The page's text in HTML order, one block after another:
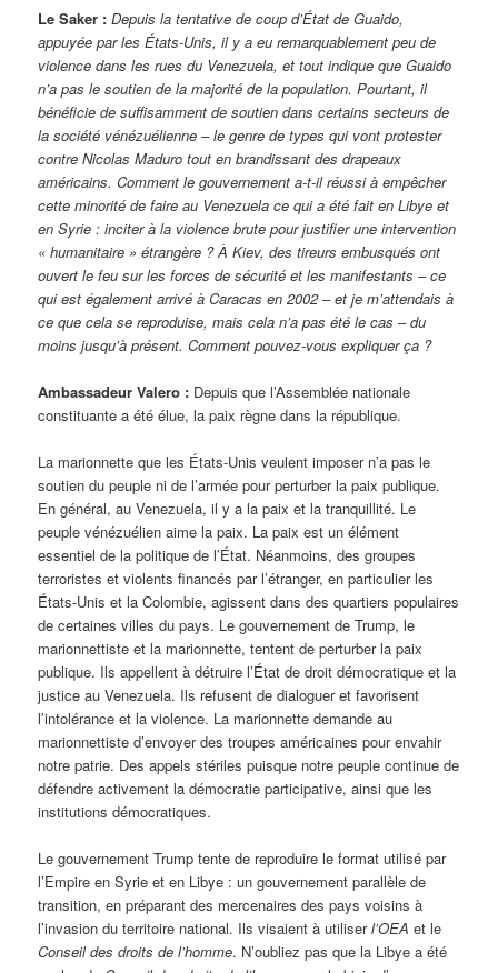
Le Saker : Depuis la tentative de coup d’État de Guaido,
appuyée par les États-Unis, il y a eu remarquablement peu de
violence dans les rues du Venezuela, et tout indique que Guaido
n’a pas le soutien de la majorité de la population. Pourtant, il
bénéficie de suffisamment de soutien dans certains secteurs de
la société vénézuélienne – le genre de types qui vont protester
contre Nicolas Maduro tout en brandissant des drapeaux
américains. Comment le gouvernement a-t-il réussi à empêcher
cette minorité de faire au Venezuela ce qui a été fait en Libye et
en Syrie : inciter à la violence brute pour justifier une intervention
« humanitaire » étrangère ? À Kiev, des tireurs embusqués ont
ouvert le feu sur les forces de sécurité et les manifestants – ce
qui est également arrivé à Caracas en 2002 – et je m’attendais à
ce que cela se reproduise, mais cela n’a pas été le cas – du
moins jusqu’à présent. Comment pouvez-vous expliquer ça ?
Ambassadeur Valero : Depuis que l’Assemblée nationale
constituante a été élue, la paix règne dans la république.
La marionnette que les États-Unis veulent imposer n’a pas le
soutien du peuple ni de l’armée pour perturber la paix publique.
En général, au Venezuela, il y a la paix et la tranquillité. Le
peuple vénézuélien aime la paix. La paix est un élément
essentiel de la politique de l’État. Néanmoins, des groupes
terroristes et violents financés par l’étranger, en particulier les
États-Unis et la Colombie, agissent dans des quartiers populaires
de certaines villes du pays. Le gouvernement de Trump, le
marionnettiste et la marionnette, tentent de perturber la paix
publique. Ils appellent à détruire l’État de droit démocratique et la
justice au Venezuela. Ils refusent de dialoguer et favorisent
l’intolérance et la violence. La marionnette demande au
marionnettiste d’envoyer des troupes américaines pour envahir
notre patrie. Des appels stériles puisque notre peuple continue de
défendre activement la démocratie participative, ainsi que les
institutions démocratiques.
Le gouvernement Trump tente de reproduire le format utilisé par
l’Empire en Syrie et en Libye : un gouvernement parallèle de
transition, en préparant des mercenaires des pays voisins à
l’invasion du territoire national. Ils visaient à utiliserl’OEA et le
Conseil des droits de l’homme. N’oubliez pas que la Libye a été